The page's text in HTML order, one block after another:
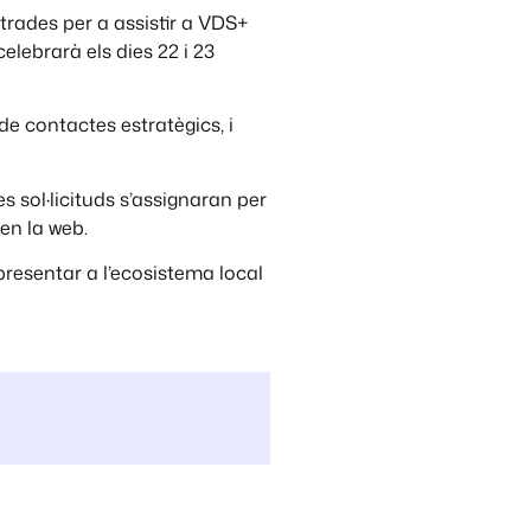
per a assistir a VDS+
els dies 22 i 23
contactes estratègics, i
sol·licituds s’assignaran per
la web.
a l’ecosistema local